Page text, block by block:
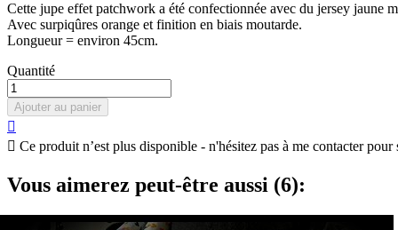
Cette jupe effet patchwork a été confectionnée avec du jersey jaune
Avec surpiqûres orange et finition en biais moutarde.
Longueur = environ 45cm.
Quantité
Ajouter au panier

 Ce produit n’est plus disponible - n'hésitez pas à me contacter
Vous aimerez peut-être aussi (6):